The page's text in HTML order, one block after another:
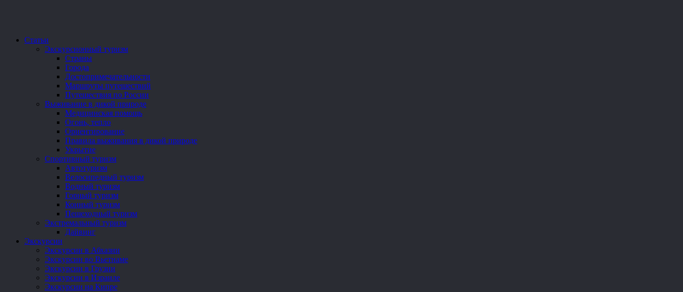
Статьи
Экскурсионный туризм
Страны
Города
Достопримечательности
Маршруты путешествий
Путешествия по России
Выживание в дикой природе
Медицинская помощь
Огонь, тепло
Ориентирование
Правила выживания в дикой природе
Укрытие
Спортивный туризм
Автотуризм
Велосипедный туризм
Водный туризм
Горный туризм
Конный туризм
Пешеходный туризм
Экстремальный туризм
Дайвинг
Экскурсии
Экскурсии в Абхазии
Экскурсии во Вьетнаме
Экскурсии в Грузии
Экскурсии в Израиле
Экскурсии на Кипре